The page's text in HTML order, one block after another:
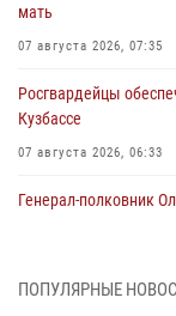
мать
07 августа 2026, 07:35
Росгвардейцы
Кузбассе
07 августа 2026, 06:33
Генерал-полковник
07 августа 2026, 05:32
ПОПУЛЯРНЫЕ